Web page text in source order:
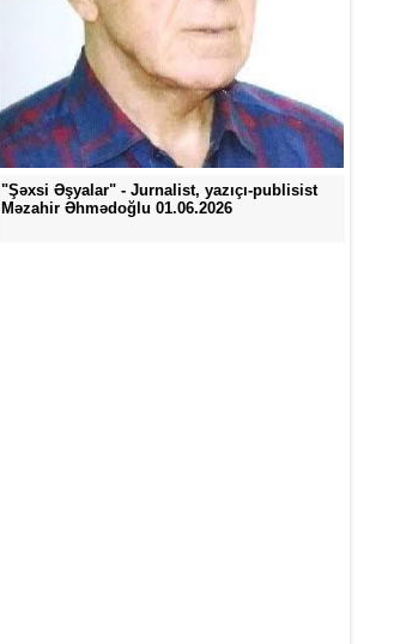
"Şəxsi Əşyalar" - Jurnalist, yazıçı-publisist
Məzahir Əhmədoğlu 01.06.2026